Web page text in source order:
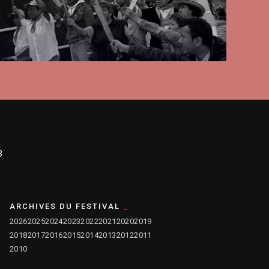
ARCHIVES DU FESTIVAL
202620252024202320222021 20202019
20182017201620152014201320122011
2010